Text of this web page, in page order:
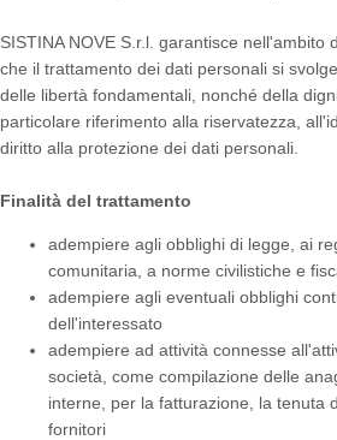
SISTINA NOVE S.r.l. garantisce nell'ambito
che il trattamento dei dati personali si
delle libertà fondamentali, nonché della
particolare riferimento alla riservatezza,
diritto alla protezione dei dati personali.
Finalità del trattamento
adempiere agli obblighi di legge, ai
comunitaria, a norme civilistiche e
adempiere agli eventuali obblighi
dell'interessato
adempiere ad attività connesse
società, come compilazione delle
interne, per la fatturazione, la tenuta
fornitori